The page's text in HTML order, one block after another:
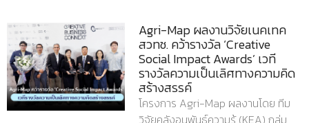
Agri-Map ผลงานวิจัยเนคเทค
สวทช. คว้ารางวัล ‘Creative
Social Impact Awards’ เวที
รางวัลความเป็นเลิศทางความคิด
สร้างสรรค์
โครงการ Agri-Map ผลงานโดย ทีม
วิจัยคลังอนุพันธ์ความรู้ (KEA) กลุ่ม